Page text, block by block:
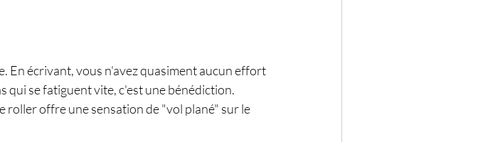
En écrivant, vous n'avez quasiment aucun effort
qui se fatiguent vite, c'est une bénédiction.
roller offre une sensation de "vol plané" sur le